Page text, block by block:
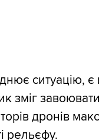
ситуацію, є
зміг
дронів
рельєфу.